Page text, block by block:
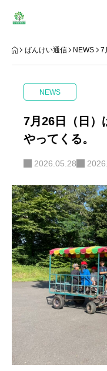
ばんけい通信
キャンプエリア予約
アクセス・バス時刻表
お問い合わせ
FOREST MOVIE
ステージ情報
会場案内
ばんけい通信 NEWS 7
NEWS
7月26日（日）
やってくる。
2026.05.28